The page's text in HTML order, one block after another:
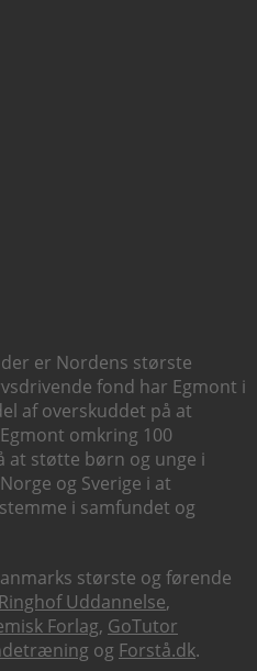
er Nordens største
fond har Egmont i
af overskuddet på at
omkring 100
at støtte børn og unge i
og Sverige i at
i samfundet og
største og førende
Uddannelse,
Forlag, GoTutor
og Forstå.dk.